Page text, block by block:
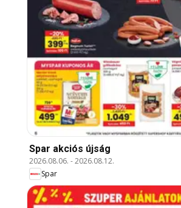
Spar akciós újság
2026.08.06. -2026.08.12.
Spar